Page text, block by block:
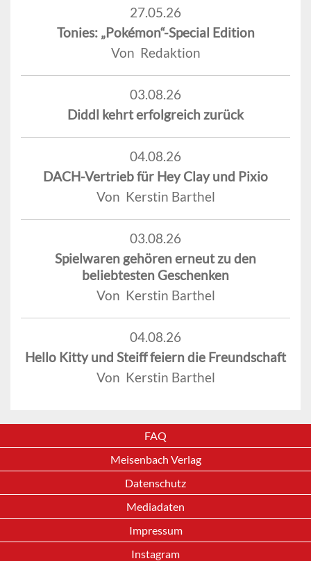
27.05.26
Tonies: „Pokémon“-Special Edition
Von Redaktion
03.08.26
Diddl kehrt erfolgreich zurück
04.08.26
DACH-Vertrieb für Hey Clay und Pixio
Von Kerstin Barthel
03.08.26
Spielwaren gehören erneut zu den
beliebtesten Geschenken
Von Kerstin Barthel
04.08.26
Hello Kitty und Steiff feiern die Freundschaft
Von Kerstin Barthel
FAQ
Meisenbach Verlag
Datenschutz
Mediadaten
Impressum
Instagram